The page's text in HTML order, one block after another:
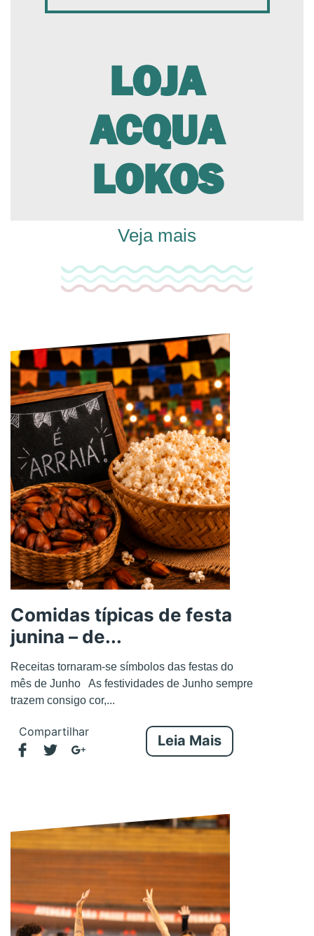
LOJA
ACQUA
LOKOS
Veja mais
Comidas típicas de festa
junina – de...
Receitas tornaram-se símbolos das festas do
mês de Junho As festividades de Junho sempre
trazem consigo cor,...
Compartilhar
Leia Mais